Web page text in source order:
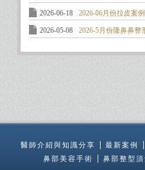
2026-06-18 2026-06月份拉皮案
2026-05-08 2026-5月份隆鼻鼻整
醫師介紹與知識分享 最新案例
鼻部美容手術
鼻部整型須